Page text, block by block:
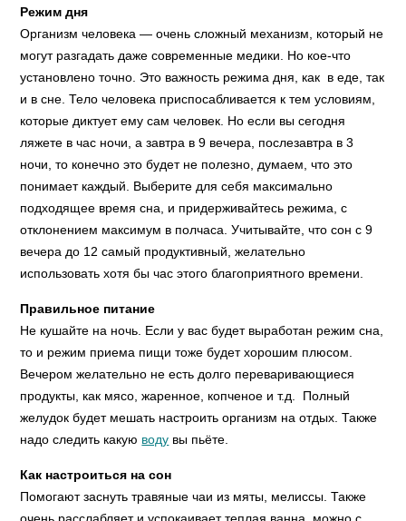
Режим дня
Организм человека — очень сложный механизм, который не
могут разгадать даже современные медики. Но кое-что
установлено точно. Это важность режима дня, как в еде, так
и в сне. Тело человека приспосабливается к тем условиям,
которые диктует ему сам человек. Но если вы сегодня
ляжете в час ночи, а завтра в 9 вечера, послезавтра в 3
ночи, то конечно это будет не полезно, думаем, что это
понимает каждый. Выберите для себя максимально
подходящее время сна, и придерживайтесь режима, с
отклонением максимум в полчаса. Учитывайте, что сон с 9
вечера до 12 самый продуктивный, желательно
использовать хотя бы час этого благоприятного времени.
Правильное питание
Не кушайте на ночь. Если у вас будет выработан режим сна,
то и режим приема пищи тоже будет хорошим плюсом.
Вечером желательно не есть долго переваривающиеся
продукты, как мясо, жаренное, копченое и т.д. Полный
желудок будет мешать настроить организм на отдых. Также
надо следить какую воду вы пьёте.
Как настроиться на сон
Помогают заснуть травяные чаи из мяты, мелиссы. Также